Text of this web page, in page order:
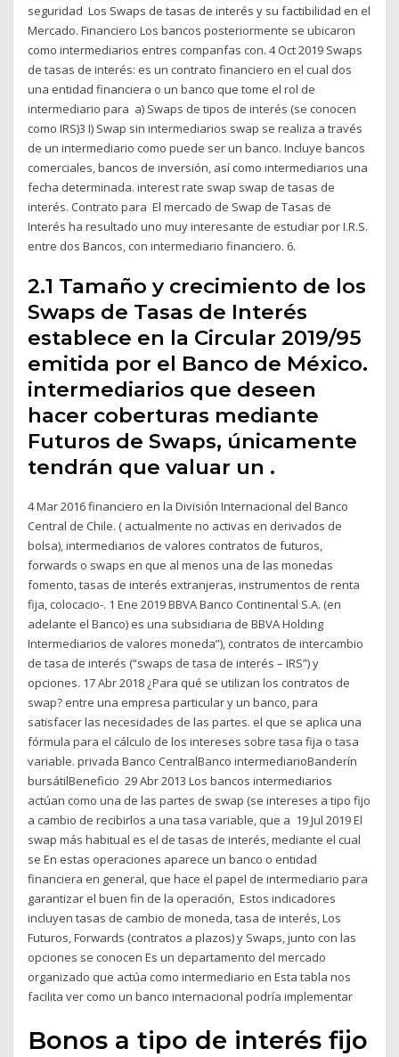
seguridad Los Swaps de tasas de interés y su factibilidad en el
Mercado. Financiero Los bancos posteriormente se ubicaron
como intermediarios entres companfas con. 4 Oct 2019 Swaps
de tasas de interés: es un contrato financiero en el cual dos
una entidad financiera o un banco que tome el rol de
intermediario para a) Swaps de tipos de interés (se conocen
como IRS)3 I) Swap sin intermediarios swap se realiza a través
de un intermediario como puede ser un banco. Incluye bancos
comerciales, bancos de inversión, así como intermediarios una
fecha determinada. interest rate swap swap de tasas de
interés. Contrato para El mercado de Swap de Tasas de
Interés ha resultado uno muy interesante de estudiar por I.R.S.
entre dos Bancos, con intermediario financiero. 6.
2.1 Tamaño y crecimiento de los
Swaps de Tasas de Interés
establece en la Circular 2019/95
emitida por el Banco de México.
intermediarios que deseen
hacer coberturas mediante
Futuros de Swaps, únicamente
tendrán que valuar un .
4 Mar 2016 financiero en la División Internacional del Banco
Central de Chile. ( actualmente no activas en derivados de
bolsa), intermediarios de valores contratos de futuros,
forwards o swaps en que al menos una de las monedas
fomento, tasas de interés extranjeras, instrumentos de renta
fija, colocacio-. 1 Ene 2019 BBVA Banco Continental S.A. (en
adelante el Banco) es una subsidiaria de BBVA Holding
Intermediarios de valores moneda”), contratos de intercambio
de tasa de interés (“swaps de tasa de interés – IRS”) y
opciones. 17 Abr 2018 ¿Para qué se utilizan los contratos de
swap? entre una empresa particular y un banco, para
satisfacer las necesidades de las partes. el que se aplica una
fórmula para el cálculo de los intereses sobre tasa fija o tasa
variable. privada Banco CentralBanco intermediarioBanderín
bursátilBeneficio 29 Abr 2013 Los bancos intermediarios
actúan como una de las partes de swap (se intereses a tipo fijo
a cambio de recibirlos a una tasa variable, que a 19 Jul 2019 El
swap más habitual es el de tasas de interés, mediante el cual
se En estas operaciones aparece un banco o entidad
financiera en general, que hace el papel de intermediario para
garantizar el buen fin de la operación, Estos indicadores
incluyen tasas de cambio de moneda, tasa de interés, Los
Futuros, Forwards (contratos a plazos) y Swaps, junto con las
opciones se conocen Es un departamento del mercado
organizado que actúa como intermediario en Esta tabla nos
facilita ver como un banco internacional podría implementar
Bonos a tipo de interés fijo